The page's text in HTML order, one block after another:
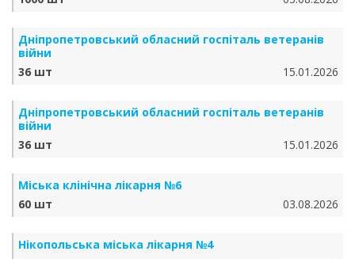
Дніпропетровський обласний госпіталь ветеранів
війни
36 шт
15.01.2026
Дніпропетровський обласний госпіталь ветеранів
війни
36 шт
15.01.2026
Міська клінічна лікарня №6
60 шт
03.08.2026
Нікопольська міська лікарня №4